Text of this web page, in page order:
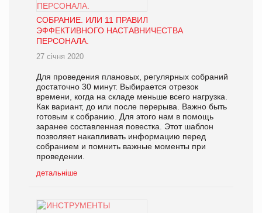
СОБРАНИЕ. ИЛИ 11 ПРАВИЛ
ЭФФЕКТИВНОГО НАСТАВНИЧЕСТВА
ПЕРСОНАЛА.
27 січня 2020
Для проведения плановых, регулярных собраний
достаточно 30 минут. Выбирается отрезок
времени, когда на складе меньше всего нагрузка.
Как вариант, до или после перерыва. Важно быть
готовым к собранию. Для этого нам в помощь
заранее составленная повестка. Этот шаблон
позволяет накапливать информацию перед
собранием и помнить важные моменты при
проведении.
детальніше